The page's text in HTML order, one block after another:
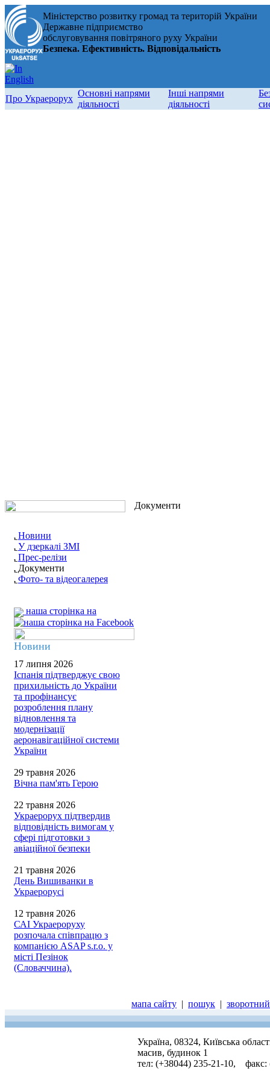
Міністерство розвитку громад та територій України
Державне підприємство
обслуговування повітряного руху України
Безпека. Ефективність. Відповідальність
Про Украерорух
Основні напрями
діяльності
Інші напрями
діяльності
Новини
У дзеркалі ЗМІ
Прес-релізи
Документи
Фото- та відеогалерея
наша сторінка на
Новини
17 липня 2026
Іспанія підтверджує свою
прихильність до України
та профінансує
розроблення плану
відновлення та
модернізації
аеронавігаційної системи
України
29 травня 2026
Вічна пам'ять Герою
22 травня 2026
Украерорух підтвердив
відповідність вимогам у
сфері підготовки з
авіаційної безпеки
21 травня 2026
День Вишиванки в
Украерорусі
12 травня 2026
САІ Украероруху
розпочала співпрацю з
компанією ASAP s.r.o. у
місті Пезінок
(Словаччина).
Документи
мапа сайту | пошук |
Україна, 08324, Київська
масив, будинок 1
тел: (+38044) 235-21-10, факс: